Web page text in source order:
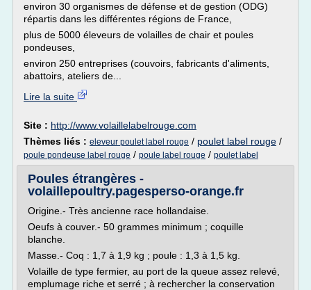
environ 30 organismes de défense et de gestion (ODG)
répartis dans les différentes régions de France,
plus de 5000 éleveurs de volailles de chair et poules
pondeuses,
environ 250 entreprises (couvoirs, fabricants d'aliments,
abattoirs, ateliers de...
Lire la suite
Site : http://www.volaillelabelrouge.com
Thèmes liés : eleveur poulet label rouge / poulet label rouge /
poule pondeuse label rouge / poule label rouge / poulet label
Poules étrangères -
volaillepoultry.pagesperso-orange.fr
Origine.- Très ancienne race hollandaise.
Oeufs à couver.- 50 grammes minimum ; coquille
blanche.
Masse.- Coq : 1,7 à 1,9 kg ; poule : 1,3 à 1,5 kg.
Volaille de type fermier, au port de la queue assez relevé,
emplumage riche et serré ; à rechercher la conservation